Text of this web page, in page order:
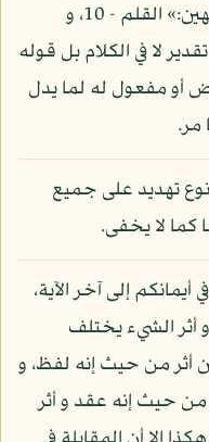
قوله تعالى: «و لا تطع كل حلاف مهين:» القلم - 10، و
لا في الكلام بل قوله
أو مفعول له لما يدل
مر.
تهديد على جميع
كما لا يخفى.
أيمانكم إلى آخر الآية،
و أثر الشيء يختلف
أثر من حيث إنه لفظ، و
من حيث إنه عقد و أثر